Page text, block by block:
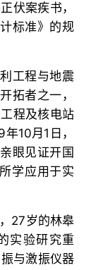
伏案疾书，
标准》的规
工程与地震
拓者之一，
程及核电站
10月1日，
眼见证开国
学应用于实
27岁的林皋
实验研究重
与激振仪器